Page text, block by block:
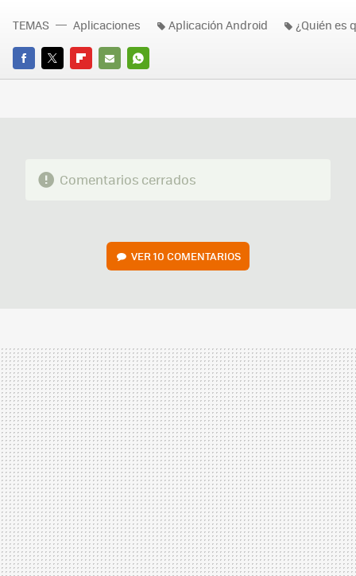
FACEBOOK
TWITTERFLIPBOARD
E-
WHATSAPP
TEMAS Aplicaciones Aplicación Android ¿Quién es
Comentarios cerrados
VER10 COMENTARIOS